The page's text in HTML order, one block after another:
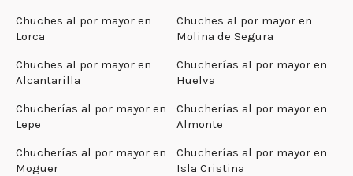
Chuches al por mayor en
Lorca
Chuches al por mayor en
Molina de Segura
Chuches al por mayor en
Alcantarilla
Chucherías al por mayor en
Huelva
Chucherías al por mayor en
Lepe
Chucherías al por mayor en
Almonte
Chucherías al por mayor en
Moguer
Chucherías al por mayor en
Isla Cristina